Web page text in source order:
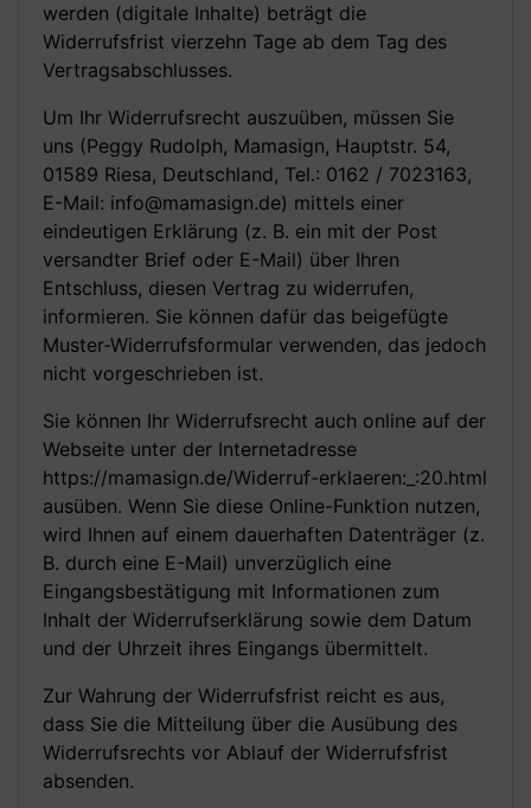
werden (digitale Inhalte) beträgt die
Widerrufsfrist vierzehn Tage ab dem Tag des
Vertragsabschlusses.
Um Ihr Widerrufsrecht auszuüben, müssen Sie
uns (Peggy Rudolph, Mamasign, Hauptstr. 54,
01589 Riesa, Deutschland, Tel.: 0162 / 7023163,
E-Mail: info@mamasign.de) mittels einer
eindeutigen Erklärung (z. B. ein mit der Post
versandter Brief oder E-Mail) über Ihren
Entschluss, diesen Vertrag zu widerrufen,
informieren. Sie können dafür das beigefügte
Muster-Widerrufsformular verwenden, das jedoch
nicht vorgeschrieben ist.
Sie können Ihr Widerrufsrecht auch online auf der
Webseite unter der Internetadresse
https://mamasign.de/Widerruf-erklaeren:_:20.html
ausüben. Wenn Sie diese Online-Funktion nutzen,
wird Ihnen auf einem dauerhaften Datenträger (z.
B. durch eine E-Mail) unverzüglich eine
Eingangsbestätigung mit Informationen zum
Inhalt der Widerrufserklärung sowie dem Datum
und der Uhrzeit ihres Eingangs übermittelt.
Zur Wahrung der Widerrufsfrist reicht es aus,
dass Sie die Mitteilung über die Ausübung des
Widerrufsrechts vor Ablauf der Widerrufsfrist
absenden.